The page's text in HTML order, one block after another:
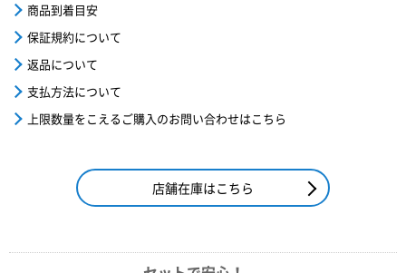
商品到着目安
保証規約について
返品について
支払方法について
上限数量をこえるご購入のお問い合わせはこちら
店舗在庫はこちら